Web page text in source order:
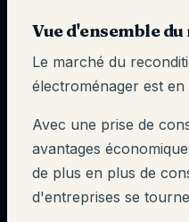
Vue d'ensemble
Le marché du
électroménager est
Avec une prise de
avantages
de plus en plus de
d'entreprises se